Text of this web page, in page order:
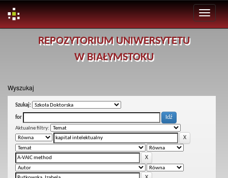
REPOZYTORIUM UNIWERSYTETU
W BIAŁYMSTOKU
Wyszukaj
Szukaj:
for
Aktualne filtry: